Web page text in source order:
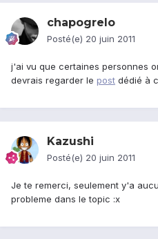
chapogrelo
Posté(e) 20 juin 2011
j'ai vu que certaines personnes
devrais regarder le post dédié à
Kazushi
Posté(e) 20 juin 2011
Je te remerci, seulement y'a
probleme dans le topic :x